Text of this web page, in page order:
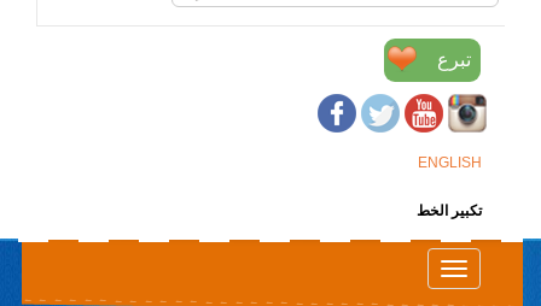
تبرع
ENGLISH
تكبير الخط
Toggle
navigation